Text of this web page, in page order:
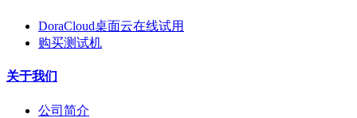
DoraCloud桌面云在线试用
购买测试机
关于我们
公司简介